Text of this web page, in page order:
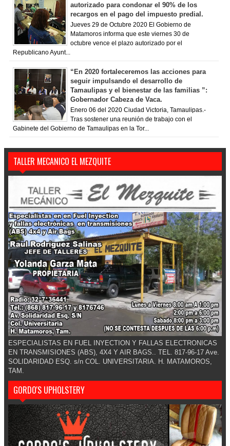
autorizado para condonar el 90% de los
recargos en el pago del impuesto predial.
Jueves 29 de Octubre 2020 El Gobierno de
Matamoros informa que este viernes 30 de
octubre vence el plazo autorizado por el
Republicano Ayunt...
“En 2020 fortaleceremos las acciones para
seguir impulsando el desarrollo de
Tamaulipas y el bienestar de las familias ”:
Gobernador Cabeza de Vaca.
Enero 06 del 2020 Ciudad Victoria, Tamaulipas.-
Tras sostener una reunión de trabajo con el
Gabinete del Gobierno de Tamaulipas en la Tor...
TALLER MECANICO EL MEZQUITE
ESPECIALISTAS EN FUEL INYECTION Y FALLAS ELECTRONICAS
EN TRANSMISIONES (ABS), 4X4 Y AIR BAGS.. TEL. 817-96-17 Ave.
SOLIDARIDAD ESQ. s/n COL. UNIVERSITARIA. H. MATAMOROS,
TAM.
GORDO'S UPHOLSTERY